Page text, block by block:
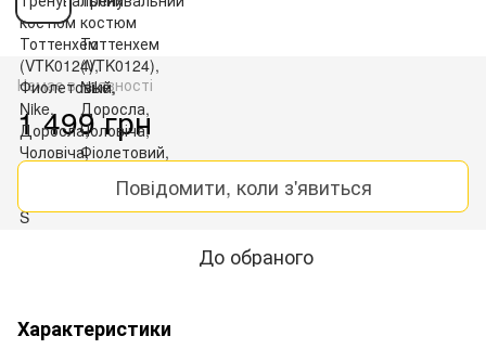
Немає в наявності
1 499 грн
Повідомити, коли з'явиться
До обраного
Характеристики